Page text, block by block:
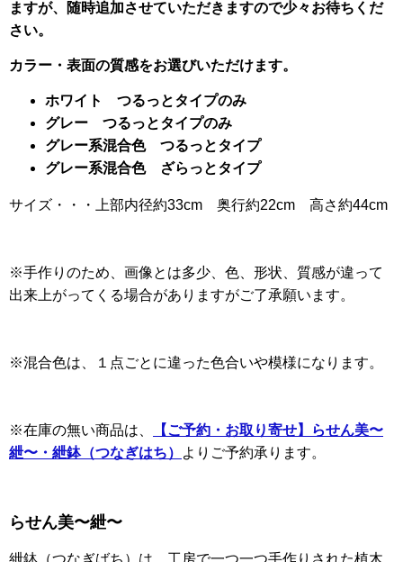
ますが、随時追加させていただきますので少々お待ちくだ
さい。
カラー・表面の質感をお選びいただけます。
ホワイト つるっとタイプのみ
グレー つるっとタイプのみ
グレー系混合色 つるっとタイプ
グレー系混合色 ざらっとタイプ
サイズ・・・上部内径約33cm 奥行約22cm 高さ約44cm
※手作りのため、画像とは多少、色、形状、質感が違って
出来上がってくる場合がありますがご了承願います。
※混合色は、１点ごとに違った色合いや模様になります。
※在庫の無い商品は、
【ご予約・お取り寄せ】らせん美〜
紲〜・紲鉢（つなぎはち）
よりご予約承ります。
らせん美〜紲〜
紲鉢（つなぎばち）は、工房で一つ一つ手作りされた植木